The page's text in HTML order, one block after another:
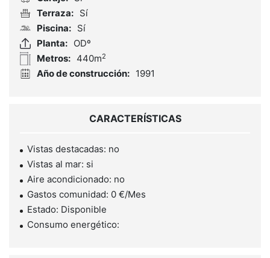
Terraza: Sí
Piscina: Sí
Planta: ODº
Metros: 440m2
Año de construcción: 1991
CARACTERÍSTICAS
Vistas destacadas: no
Vistas al mar: si
Aire acondicionado: no
Gastos comunidad: 0 €/Mes
Estado: Disponible
Consumo energético: